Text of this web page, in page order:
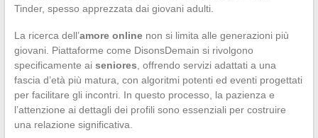
Tinder, spesso apprezzata dai giovani adulti.
La ricerca dell’amore onlinenon si limita alle generazioni più
giovani. Piattaforme come DisonsDemain si rivolgono
specificamente ai seniores , offrendo servizi adattati a una
fascia d’età più matura, con algoritmi potenti ed eventi progettati
per facilitare gli incontri. In questo processo, la pazienza e
l’attenzione ai dettagli dei profili sono essenziali per costruire
una relazione significativa.